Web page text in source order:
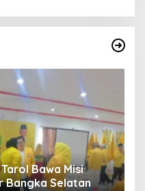
PDI Perjuangan
Di Bangka Selatan, Politik